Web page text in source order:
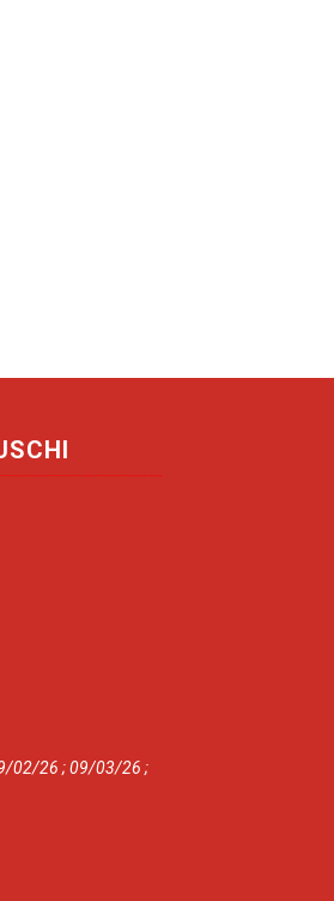
02/26 ; 09/03/26 ;